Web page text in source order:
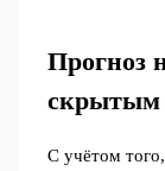
Прогноз
скрытым
С учётом